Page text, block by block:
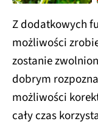
Z dodatkowych
możliwości
zostanie
dobrym
możliwości
cały czas